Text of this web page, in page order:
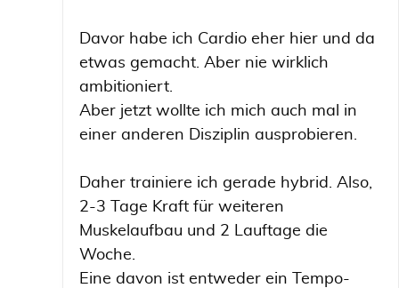
Davor habe ich Cardio eher hier und da
etwas gemacht. Aber nie wirklich
ambitioniert.
Aber jetzt wollte ich mich auch mal in
einer anderen Disziplin ausprobieren.
Daher trainiere ich gerade hybrid. Also,
2-3 Tage Kraft für weiteren
Muskelaufbau und 2 Lauftage die
Woche.
Eine davon ist entweder ein Tempo-